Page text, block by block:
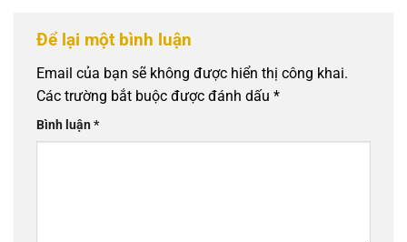
Để lại một bình luận
Email của bạn sẽ không được hiển thị công khai.
Các trường bắt buộc được đánh dấu *
Bình luận*